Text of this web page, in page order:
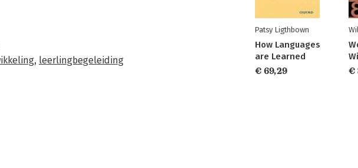
, leerlingbegeleiding
Patsy Ligthbown
How Languages
are Learned
€ 69,29
€